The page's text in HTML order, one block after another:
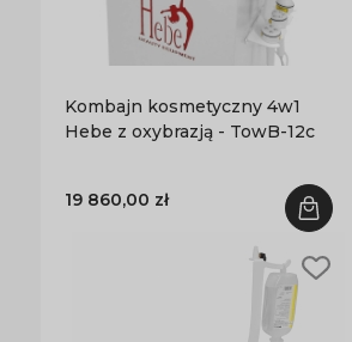
Kombajn kosmetyczny 4w1
Hebe z oxybrazją - TowB-12c
19 860,00 zł